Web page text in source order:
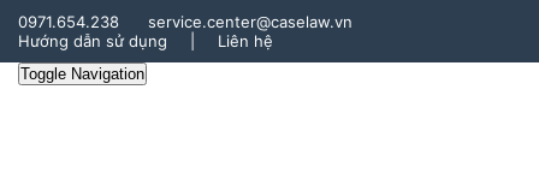
0971.654.238
service.center@caselaw.vn
Hướng dẫn sử dụng
Liên hệ
Toggle Navigation